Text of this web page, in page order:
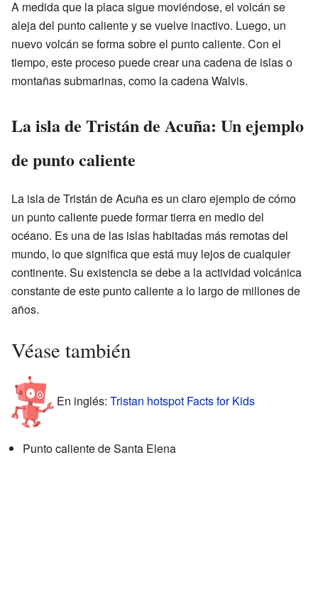
A medida que la placa sigue moviéndose, el volcán se
aleja del punto caliente y se vuelve inactivo. Luego, un
nuevo volcán se forma sobre el punto caliente. Con el
tiempo, este proceso puede crear una cadena de islas o
montañas submarinas, como la cadena Walvis.
La isla de Tristán de Acuña: Un ejemplo
de punto caliente
La isla de Tristán de Acuña es un claro ejemplo de cómo
un punto caliente puede formar tierra en medio del
océano. Es una de las islas habitadas más remotas del
mundo, lo que significa que está muy lejos de cualquier
continente. Su existencia se debe a la actividad volcánica
constante de este punto caliente a lo largo de millones de
años.
Véase también
En inglés: Tristan hotspot Facts for Kids
Punto caliente de Santa Elena